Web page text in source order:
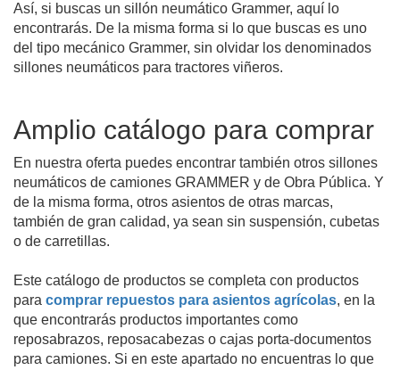
Así, si buscas un sillón neumático Grammer, aquí lo
encontrarás. De la misma forma si lo que buscas es uno
del tipo mecánico Grammer, sin olvidar los denominados
sillones neumáticos para tractores viñeros.
Amplio catálogo para comprar
En nuestra oferta puedes encontrar también otros sillones
neumáticos de camiones GRAMMER y de Obra Pública. Y
de la misma forma, otros asientos de otras marcas,
también de gran calidad, ya sean sin suspensión, cubetas
o de carretillas.
Este catálogo de productos se completa con productos
para comprar repuestos para asientos agrícolas, en la
que encontrarás productos importantes como
reposabrazos, reposacabezas o cajas porta-documentos
para camiones. Si en este apartado no encuentras lo que